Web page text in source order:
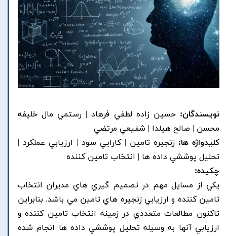
نویسندگان: حسين زاده لطفي فرهاد | رستمي مال خليفه
محسن | صالح هيلدا | شفيعي مرتضي
کلیدواژه ها: زنجيره تامين | کارايي سود | ارزيابي عملکرد |
تحليل پوششي داده ها | انتخاب تامين کننده
چکیده:
يکي از مسايل مهم در تصميم گيري هاي مديران انتخاب
تامين کننده و ارزيابي زنجيره هاي تامين مي باشد. بنابراين
تاکنون مطالعات متعددي در زمينه انتخاب تامين کننده و
ارزيابي آنها به وسيله تحليل پوششي داده ها انجام شده